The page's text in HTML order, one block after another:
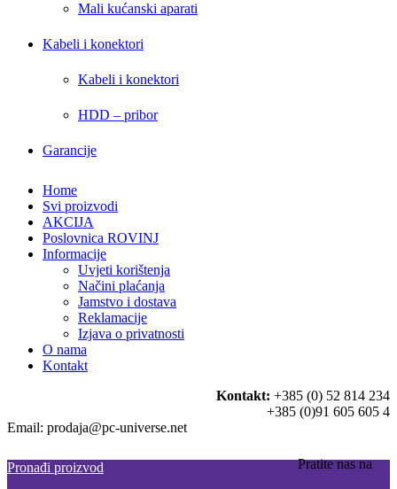
Mali kućanski aparati
Kabeli i konektori
Kabeli i konektori
HDD – pribor
Garancije
Home
Svi proizvodi
AKCIJA
Poslovnica ROVINJ
Informacije
Uvjeti korištenja
Načini plaćanja
Jamstvo i dostava
Reklamacije
Izjava o privatnosti
O nama
Kontakt
Kontakt: +385 (0) 52 814 234
+385 (0)91 605 605 4
Email: prodaja@pc-universe.net
Pratite nas na
Pronađi proizvod